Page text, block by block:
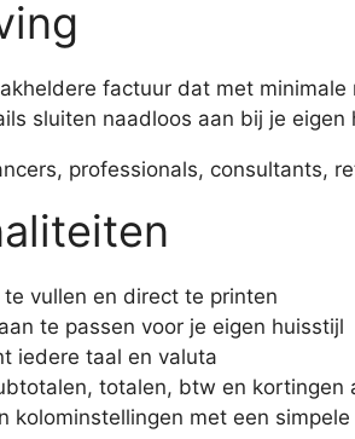
factuur dat met
sluiten naadloos aan bij je eigen
professionals, consultants,
te vullen en direct te printen
te passen voor je eigen huisstijl
iedere taal en valuta
totalen, btw en kortingen
kolominstellingen met een